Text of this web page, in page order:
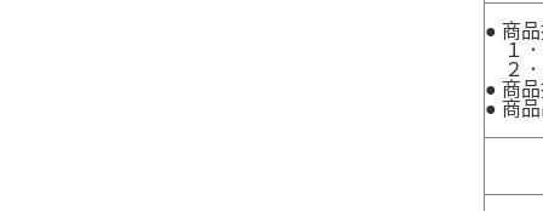
● 商
１．
２．
● 商
● 商